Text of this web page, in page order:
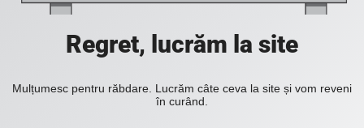
Regret, lucrăm la site
Mulțumesc pentru răbdare. Lucrăm câte ceva la site și vom reveni
în curând.